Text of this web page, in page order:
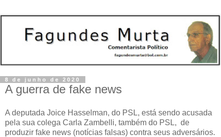
8 de junho de 2020
A guerra de fake news
A deputada Joice Hasselman, do PSL, está sendo acusada
pela sua colega Carla Zambelli, também do PSL, de
produzir fake news (notícias falsas) contra seus adversários.